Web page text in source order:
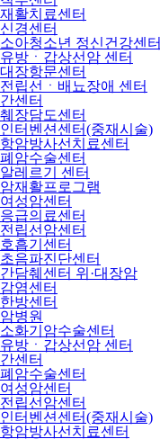
재활치료센터
신경센터
소아청소년 정신건강센터
유방ㆍ갑상선암 센터
대장항문센터
전립선ㆍ배뇨장애 센터
간센터
췌장담도센터
인터벤션센터(중재시술)
항암방사선치료센터
폐암수술센터
알레르기 센터
암재활프로그램
여성암센터
응급의료센터
전립선암센터
호흡기센터
초음파진단센터
간담췌센터 위·대장암
감염센터
한방센터
암병원
소화기암수술센터
유방ㆍ갑상선암 센터
간센터
폐암수술센터
여성암센터
전립선암센터
인터벤션센터(중재시술)
항암방사선치료센터